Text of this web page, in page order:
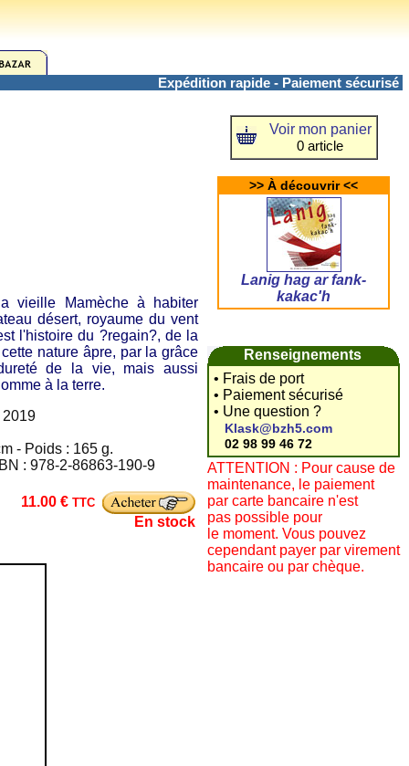
Expédition rapide - Paiement sécurisé
Mamèche à habiter
désert, royaume du vent
l'histoire du ?regain?, de la
nature âpre, par la grâce
de la vie, mais aussi
à la terre.
- Poids : 165 g.
: 978-2-86863-190-9
11.00 € TTC
En stock
Voir mon panier
0 article
>> À découvrir <<
Lanig hag ar fank-
kakac'h
Renseignements
• Frais de port
• Paiement sécurisé
• Une question ?
Klask@bzh5.com
02 98 99 46 72
ATTENTION : Pour cause de
maintenance, le paiement
par carte bancaire n'est
pas possible pour
le moment. Vous pouvez
cependant payer par virement
bancaire ou par chèque.